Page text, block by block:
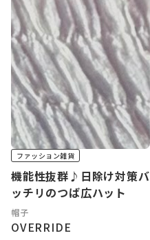
ファッション雑貨
機能性抜群♪日除け対策バ
ッチリのつば広ハット
帽子
OVERRIDE